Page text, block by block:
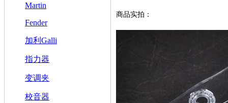
Martin
Fender
加利Galli
指力器
变调夹
校音器
商品实拍：